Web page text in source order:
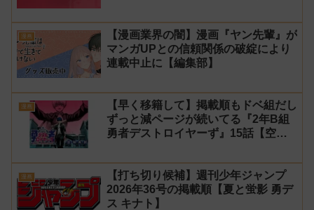
漫画
【漫画業界の闇】漫画『ヤン先輩』が
マンガUPとの信頼関係の破綻により
連載中止に【編集部】
漫画
【早く移籍して】掲載順もドベ組だし
ずっと減ページが続いてる『2年B組
勇者デストロイヤーず』15話【空
漫画
【打ち切り候補】週刊少年ジャンプ
2026年36号の掲載順【夏と蛍影 勇デ
ス キナト】